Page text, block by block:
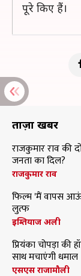
पूरे किए हैं।
ताज़ा खबरें
राजकुमार राव की
जनता का दिल?
राजकुमार राव
फिल्म 'मैं वापस
लुत्फ
इम्तियाज अली
प्रियंका चोपड़ा
साथ मचाएंगी धमाल
एसएस राजामौली